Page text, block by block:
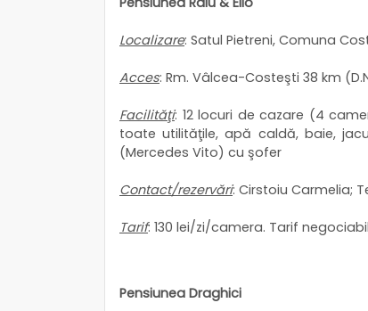
Localizare: Satul Pietreni, Comuna
Acces: Rm. Vâlcea-Costeşti 38 km
Facilităţi: 12 locuri de cazare (4
toate utilităţile, apă caldă, baie,
(Mercedes Vito) cu şofer
Contact/rezervări: Cirstoiu Carmelia;
Tarif: 130 lei/zi/camera. Tarif negociabil
Pensiunea Draghici